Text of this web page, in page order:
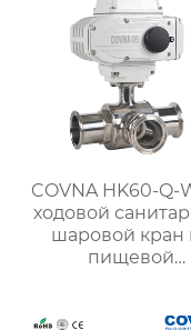
COVNA HK60-Q-
ходовой
шаровой кран
пищевой